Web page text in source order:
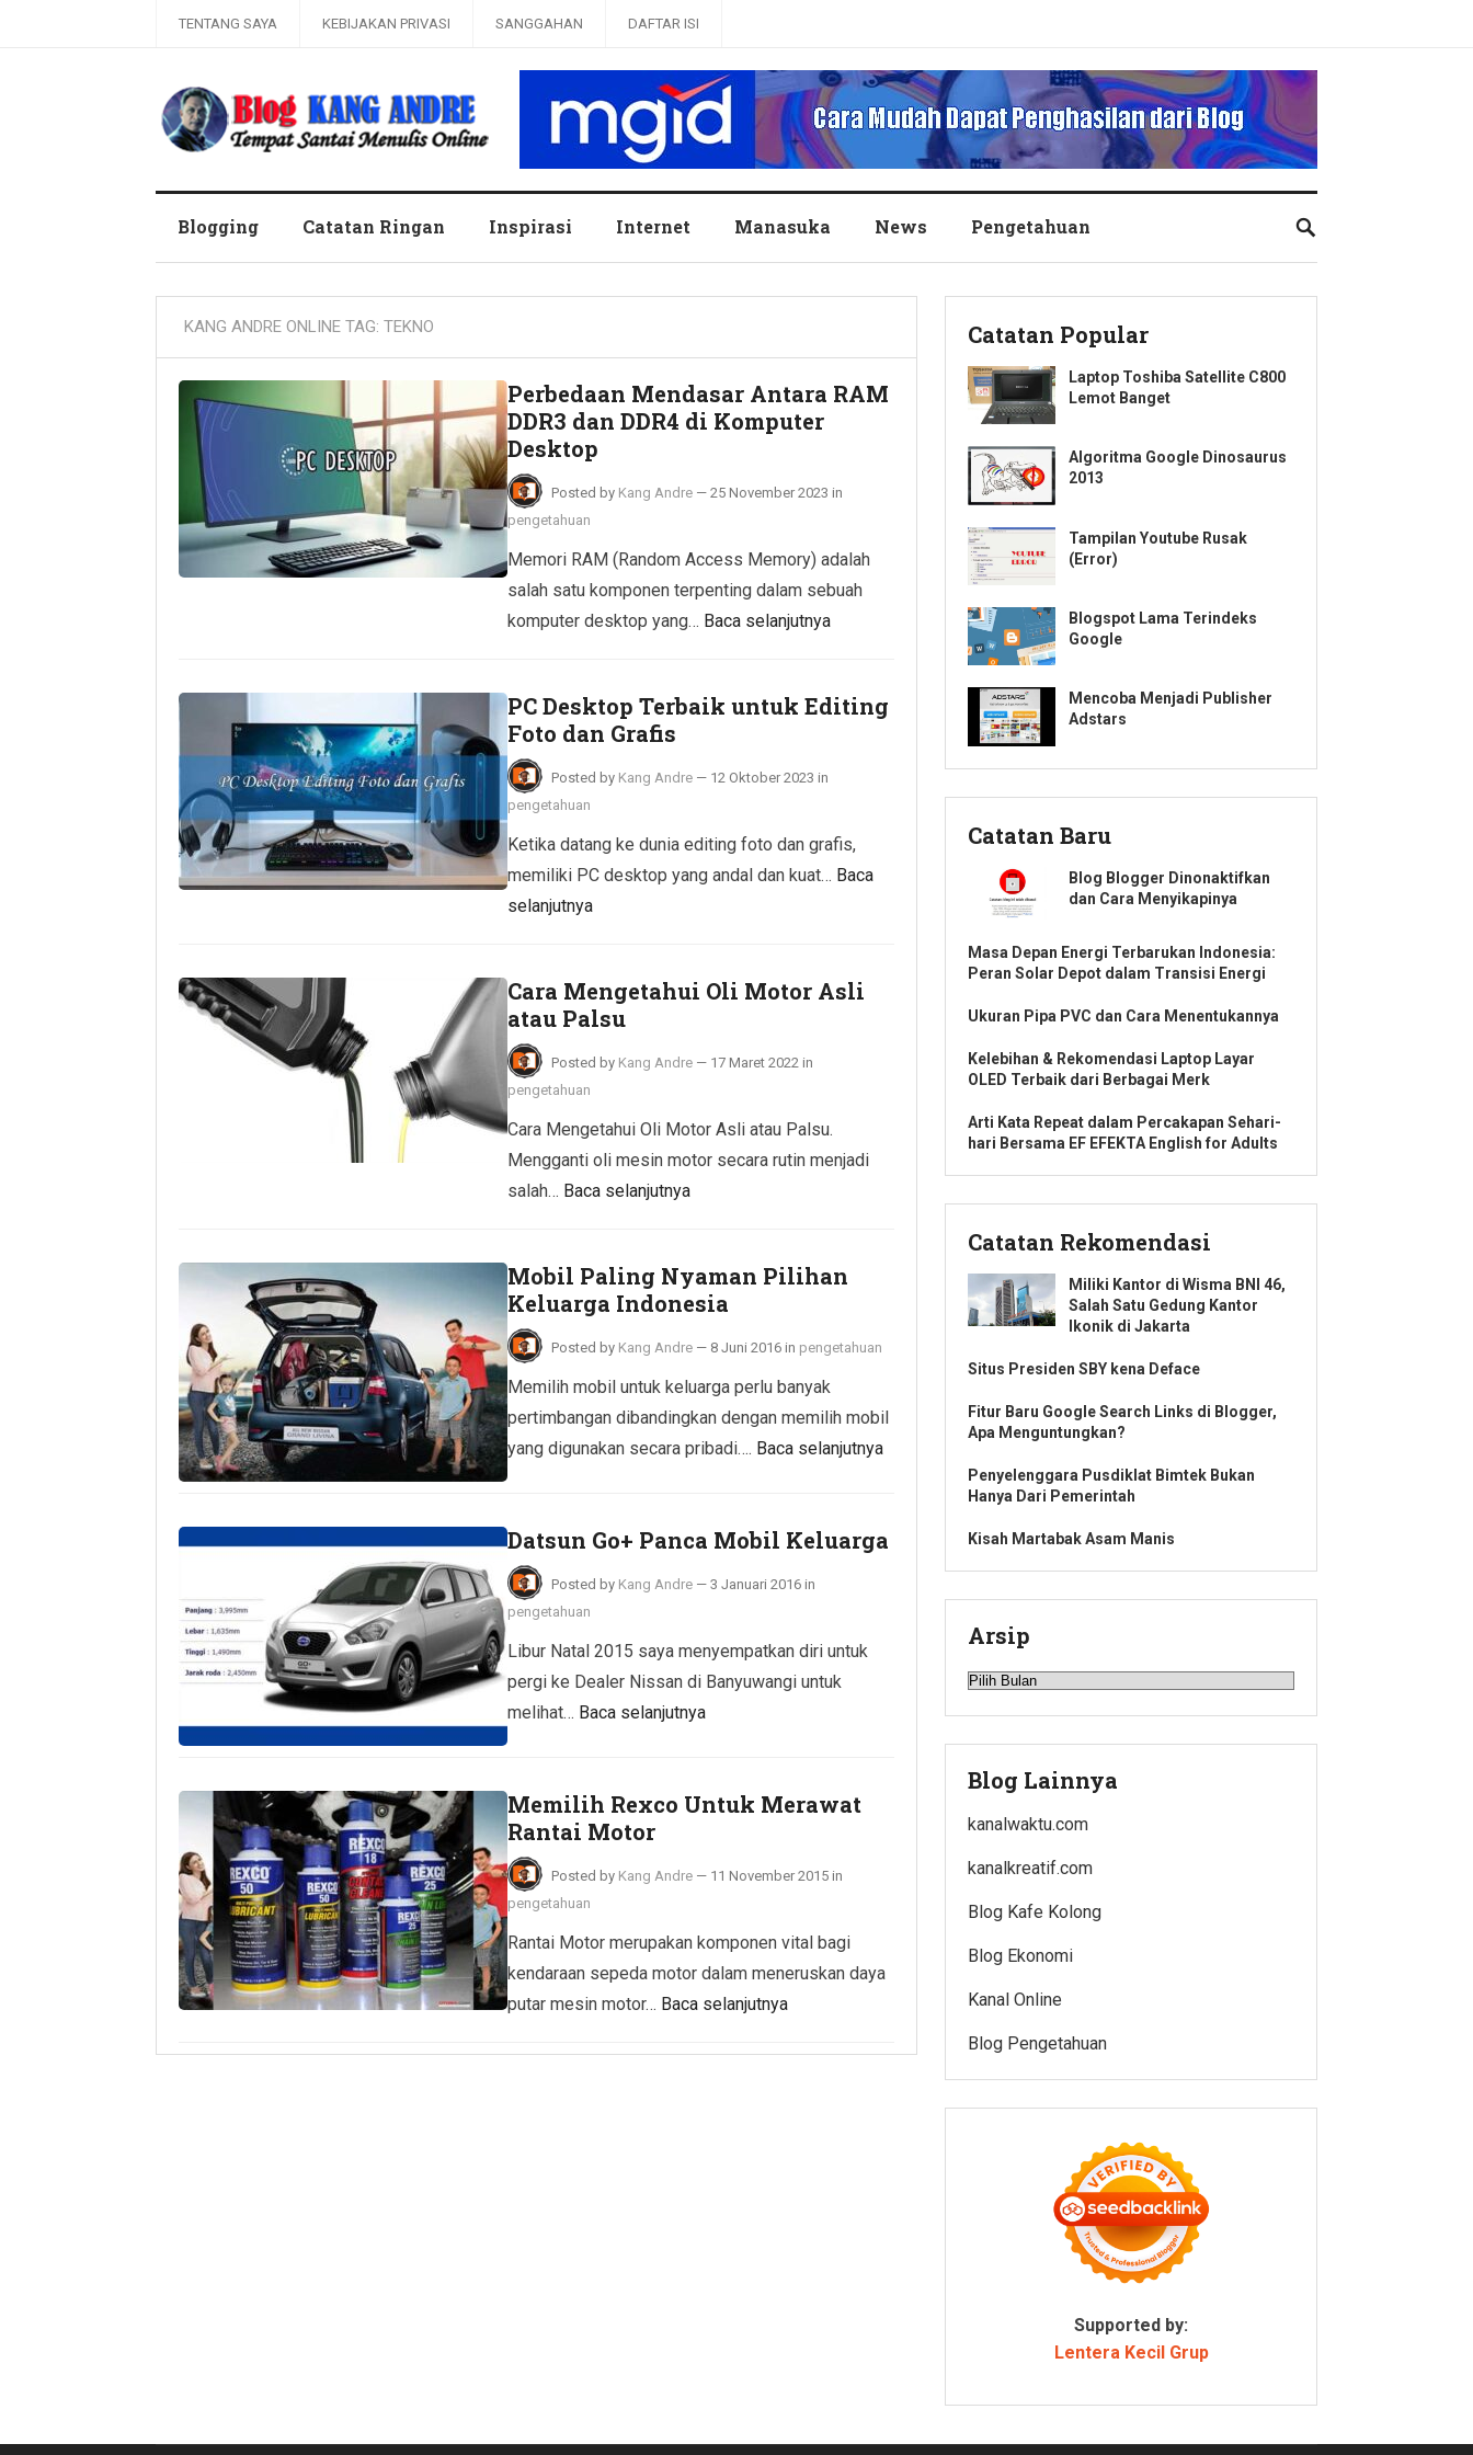
TENTANG SAYA KEBIJAKAN PRIVASI SANGGAHAN DAFTAR ISI
Blogging Catatan Ringan Inspirasi Internet Manasuka News Pengetahuan
KANG ANDRE ONLINE TAG: TEKNO
Perbedaan Mendasar Antara RAM
DDR3 dan DDR4 di Komputer
Desktop
Posted by Kang Andre — 25 November 2023 in
pengetahuan
Memori RAM (Random Access Memory) adalah
salah satu komponen terpenting dalam sebuah
komputer desktop yang… Baca selanjutnya
PC Desktop Terbaik untuk Editing
Foto dan Grafis
Posted by Kang Andre — 12 Oktober 2023 in
pengetahuan
Ketika datang ke dunia editing foto dan grafis,
memiliki PC desktop yang andal dan kuat… Baca
selanjutnya
Cara Mengetahui Oli Motor Asli
atau Palsu
Posted by Kang Andre — 17 Maret 2022 in
pengetahuan
Cara Mengetahui Oli Motor Asli atau Palsu.
Mengganti oli mesin motor secara rutin menjadi
salah… Baca selanjutnya
Mobil Paling Nyaman Pilihan
Keluarga Indonesia
Posted by Kang Andre — 8 Juni 2016 in pengetahuan
Memilih mobil untuk keluarga perlu banyak
pertimbangan dibandingkan dengan memilih mobil
yang digunakan secara pribadi…. Baca selanjutnya
Datsun Go+ Panca Mobil Keluarga
Posted by Kang Andre — 3 Januari 2016 in
pengetahuan
Libur Natal 2015 saya menyempatkan diri untuk
pergi ke Dealer Nissan di Banyuwangi untuk
melihat… Baca selanjutnya
Memilih Rexco Untuk Merawat
Rantai Motor
Posted by Kang Andre — 11 November 2015 in
pengetahuan
Rantai Motor merupakan komponen vital bagi
kendaraan sepeda motor dalam meneruskan daya
putar mesin motor… Baca selanjutnya
Catatan Popular
Laptop Toshiba Satellite C800
Lemot Banget
Algoritma Google Dinosaurus
2013
Tampilan Youtube Rusak
(Error)
Blogspot Lama Terindeks
Google
Mencoba Menjadi Publisher
Adstars
Catatan Baru
Blog Blogger Dinonaktifkan
dan Cara Menyikapinya
Masa Depan Energi Terbarukan Indonesia:
Peran Solar Depot dalam Transisi Energi
Ukuran Pipa PVC dan Cara Menentukannya
Kelebihan & Rekomendasi Laptop Layar
OLED Terbaik dari Berbagai Merk
Arti Kata Repeat dalam Percakapan Sehari-
hari Bersama EF EFEKTA English for Adults
Catatan Rekomendasi
Miliki Kantor di Wisma BNI 46,
Salah Satu Gedung Kantor
Ikonik di Jakarta
Situs Presiden SBY kena Deface
Fitur Baru Google Search Links di Blogger,
Apa Menguntungkan?
Penyelenggara Pusdiklat Bimtek Bukan
Hanya Dari Pemerintah
Kisah Martabak Asam Manis
Arsip
Arsip
Blog Lainnya
kanalwaktu.com
kanalkreatif.com
Blog Kafe Kolong
Blog Ekonomi
Kanal Online
Blog Pengetahuan
Supported by:
Lentera Kecil Grup